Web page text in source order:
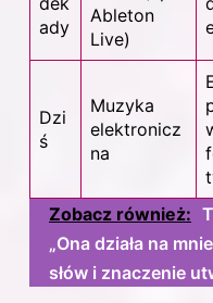
ady
Ableton
Live)
Dzi
ś
Muzyka
elektronicz
na
Zobacz również:
„Ona działa na
słów i znaczenie